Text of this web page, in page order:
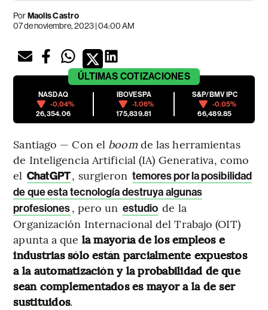
PorMaolis Castro
07 de noviembre, 2023 | 04:00 AM
ÚLTIMAS COTIZACIONES
NASDAQ
-0.04%
26,354.06
IBOVESPA
-1.06%
175,839.81
S&P/BMV IPC
-0.05%
66,489.85
Santiago — Con el boomde las herramientas
de Inteligencia Artificial (IA) Generativa, como
el ChatGPT, surgieron temores por la posibilidad
de que esta tecnología destruya algunas
profesiones, pero un estudio de la
Organización Internacional del Trabajo (OIT)
apunta a que la mayoría de los empleos e
industrias sólo están parcialmente expuestos
a la automatización y la probabilidad de que
sean complementados es mayor a la de ser
sustituidos.